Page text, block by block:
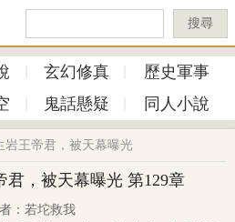
搜尋
玄幻修真
歷史軍事
鬼話懸疑 同人小說
岩王帝君，被天幕曝光
君，被天幕曝光 第129章
：若坨救我